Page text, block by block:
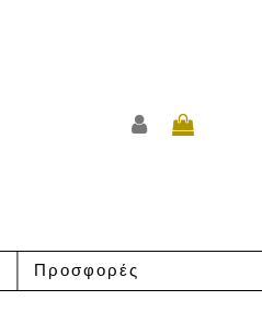
Προσφορές